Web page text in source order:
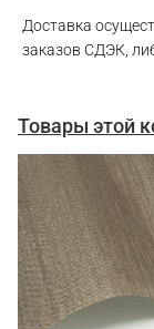
Доставка
заказов СДЭК,
Товары этой